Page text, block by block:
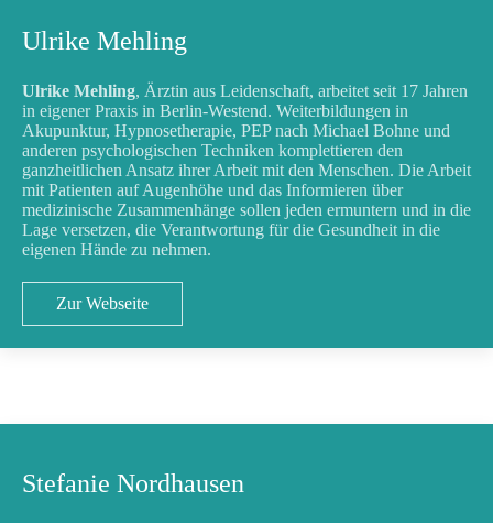
Ulrike Mehling
Ulrike Mehling, Ärztin aus Leidenschaft, arbeitet seit 17 Jahren
in eigener Praxis in Berlin-Westend. Weiterbildungen in
Akupunktur, Hypnosetherapie, PEP nach Michael Bohne und
anderen psychologischen Techniken komplettieren den
ganzheitlichen Ansatz ihrer Arbeit mit den Menschen. Die Arbeit
mit Patienten auf Augenhöhe und das Informieren über
medizinische Zusammenhänge sollen jeden ermuntern und in die
Lage versetzen, die Verantwortung für die Gesundheit in die
eigenen Hände zu nehmen.
Zur Webseite
Stefanie Nordhausen